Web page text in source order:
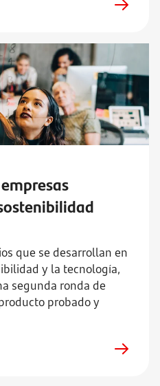
que se desarrollan en
y la tecnología,
segunda ronda de
probado y